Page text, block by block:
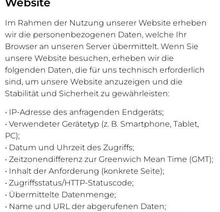
Im Rahmen der Nutzung unserer Website erheben
wir die personenbezogenen Daten, welche Ihr
Browser an unseren Server übermittelt. Wenn Sie
unsere Website besuchen, erheben wir die
folgenden Daten, die für uns technisch erforderlich
sind, um unsere Website anzuzeigen und die
Stabilität und Sicherheit zu gewährleisten:
• IP-Adresse des anfragenden Endgeräts;
• Verwendeter Gerätetyp (z. B. Smartphone, Tablet,
PC);
• Datum und Uhrzeit des Zugriffs;
• Zeitzonendifferenz zur Greenwich Mean Time (GMT);
• Inhalt der Anforderung (konkrete Seite);
• Zugriffsstatus/HTTP-Statuscode;
• Übermittelte Datenmenge;
• Name und URL der abgerufenen Daten;